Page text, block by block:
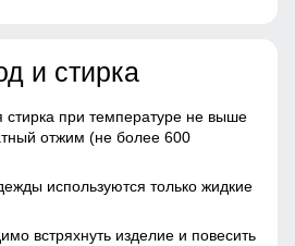
отсутствует
особенности
и стирка
при температуре не выше
отжим (не более 600
используются только жидкие
встряхнуть изделие и повесить